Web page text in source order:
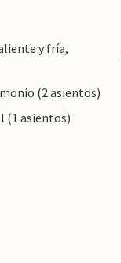
y fría,
(2 asientos)
(1 asientos)